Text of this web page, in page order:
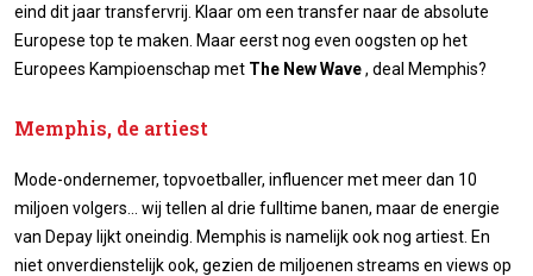
eind dit jaar transfervrij. Klaar om een transfer naar de absolute
Europese top te maken. Maar eerst nog even oogsten op het
Europees Kampioenschap met The New Wave, deal Memphis?
Memphis, de artiest
Mode-ondernemer, topvoetballer, influencer met meer dan 10
miljoen volgers… wij tellen al drie fulltime banen, maar de energie
van Depay lijkt oneindig. Memphis is namelijk ook nog artiest. En
niet onverdienstelijk ook, gezien de miljoenen streams en views op